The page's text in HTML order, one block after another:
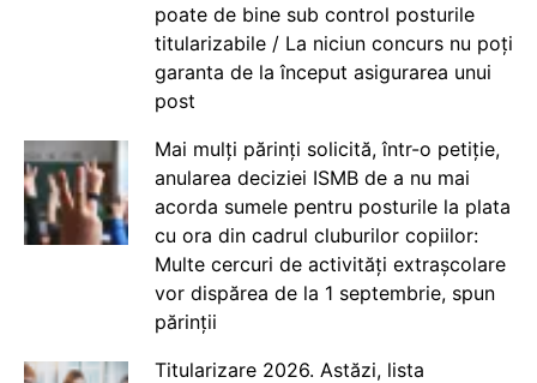
poate de bine sub control posturile
titularizabile / La niciun concurs nu poți
garanta de la început asigurarea unui
post
Mai mulți părinți solicită, într-o petiție,
anularea deciziei ISMB de a nu mai
acorda sumele pentru posturile la plata
cu ora din cadrul cluburilor copiilor:
Multe cercuri de activități extrașcolare
vor dispărea de la 1 septembrie, spun
părinții
Titularizare 2026. Astăzi, lista